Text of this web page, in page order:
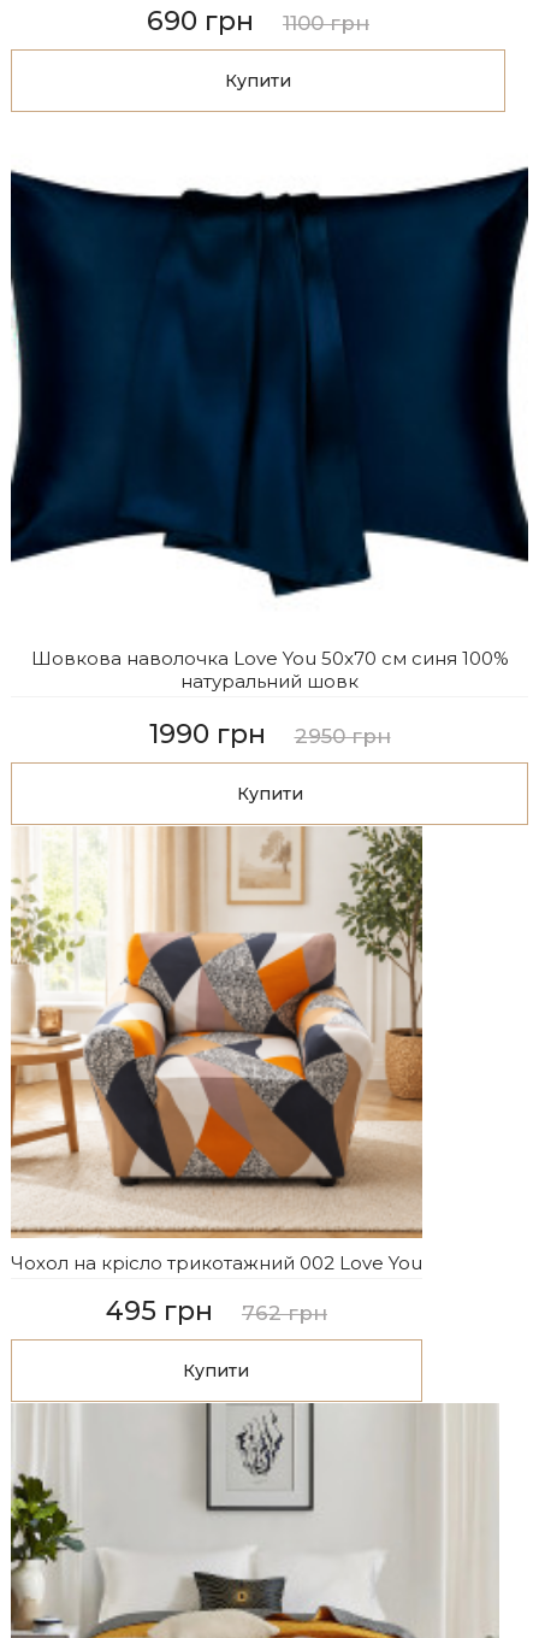
690 грн 1100 грн
Купити
Шовкова наволочка Love You 50x70 см синя 100%
натуральний шовк
1990 грн 2950 грн
Купити
Чохол на крісло трикотажний 002 Love You
495 грн 762 грн
Купити